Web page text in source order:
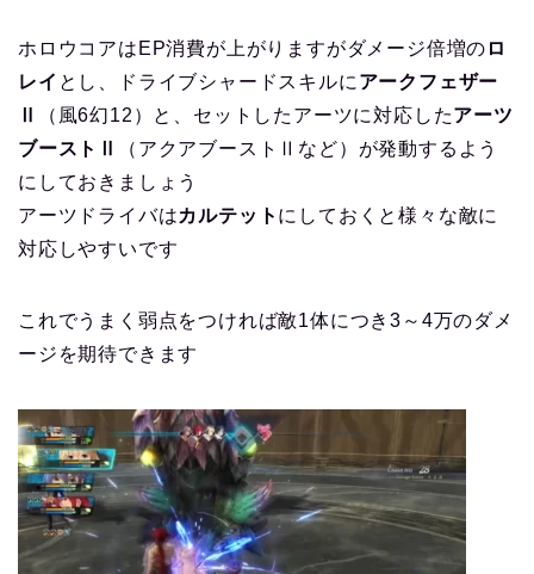
ホロウコアはEP消費が上がりますがダメージ倍増の ロ
レイ とし、ドライブシャードスキルに アークフェザー
（風6幻12）と、セットしたアーツに対応したアーツ
ブーストⅡ
（アクアブーストⅡなど）が発動するよう
にしておきましょう
アーツドライバはカルテット にしておくと様々な敵に
対応しやすいです
これでうまく弱点をつければ敵1体につき3～4万のダメ
ージを期待できます